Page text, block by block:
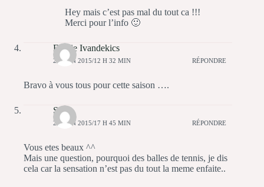
Hey mais c’est pas mal du tout ca !!!
Merci pour l’info 🙂
Emilie Ivandekics
24 JUIN 2015/12 H 32 MIN RÉPONDRE
Bravo à vous tous pour cette saison ….
Shao
24 JUIN 2015/17 H 45 MIN RÉPONDRE
Vous etes beaux ^^
Mais une question, pourquoi des balles de tennis, je dis
cela car la sensation n’est pas du tout la meme enfaite..